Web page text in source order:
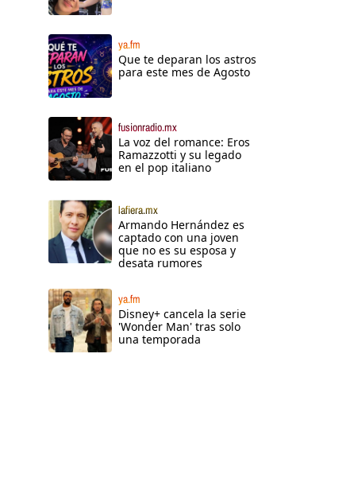
ya.fm
Que te deparan los astros
para este mes de Agosto
fusionradio.mx
La voz del romance: Eros
Ramazzotti y su legado
en el pop italiano
lafiera.mx
Armando Hernández es
captado con una joven
que no es su esposa y
desata rumores
ya.fm
Disney+ cancela la serie
'Wonder Man' tras solo
una temporada